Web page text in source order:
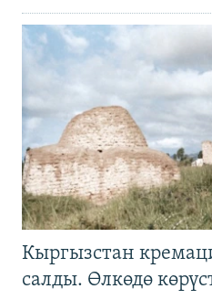
Кыргызстан
салды. Өлкөдө